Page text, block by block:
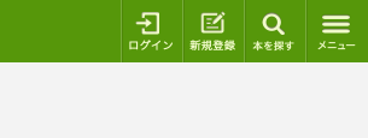
ログイン 新規登録